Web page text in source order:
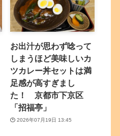
お出汁が思わず唸って
しまうほど美味しいカ
ツカレー丼セットは満
足感が高すぎまし
た！ 京都市下京区
「招福亭」
2026年07月19日 13:45